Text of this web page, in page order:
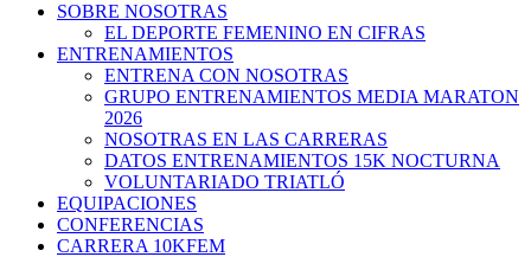
SOBRE NOSOTRAS
EL DEPORTE FEMENINO EN CIFRAS
ENTRENAMIENTOS
ENTRENA CON NOSOTRAS
GRUPO ENTRENAMIENTOS MEDIA MARATON
2026
NOSOTRAS EN LAS CARRERAS
DATOS ENTRENAMIENTOS 15K NOCTURNA
VOLUNTARIADO TRIATLÓ
EQUIPACIONES
CONFERENCIAS
CARRERA 10KFEM